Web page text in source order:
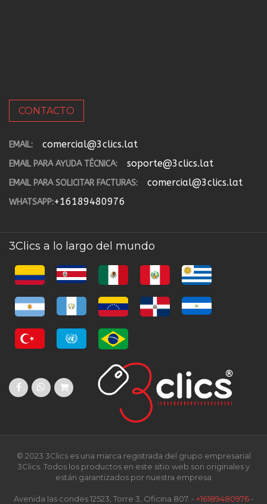
CONTACTO
EMAIL: comercial@3clics.lat
EMAIL PARA AYUDA TÉCNICA: soporte@3clics.lat
EMAIL PARA SOLICITAR FACTURAS: comercial@3clics.lat
WHATSAPP:+16189480976
3Clics a lo largo del mundo
© 2023 3Clics es una marca registrada del grupo empresarial
3Clics. Todos los productos en este sitio web son originales y
están garantizados por nuestra empresa
Avenida las condes 12523, Torre 3, Oficina 807. - +16189480976-